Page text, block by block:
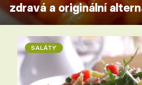
zdravá a originální
SALÁTY